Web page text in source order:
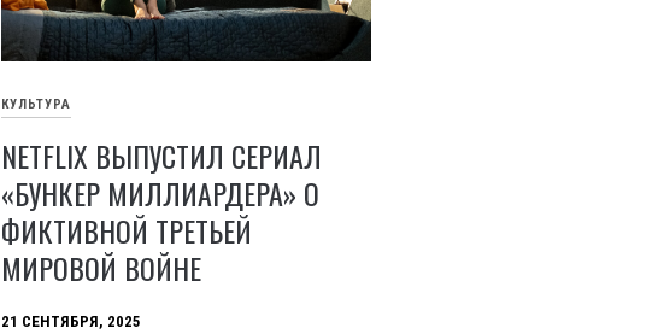
КУЛЬТУРА
NETFLIX ВЫПУСТИЛ СЕРИАЛ
«БУНКЕР МИЛЛИАРДЕРА» О
ФИКТИВНОЙ ТРЕТЬЕЙ
МИРОВОЙ ВОЙНЕ
21 СЕНТЯБРЯ, 2025